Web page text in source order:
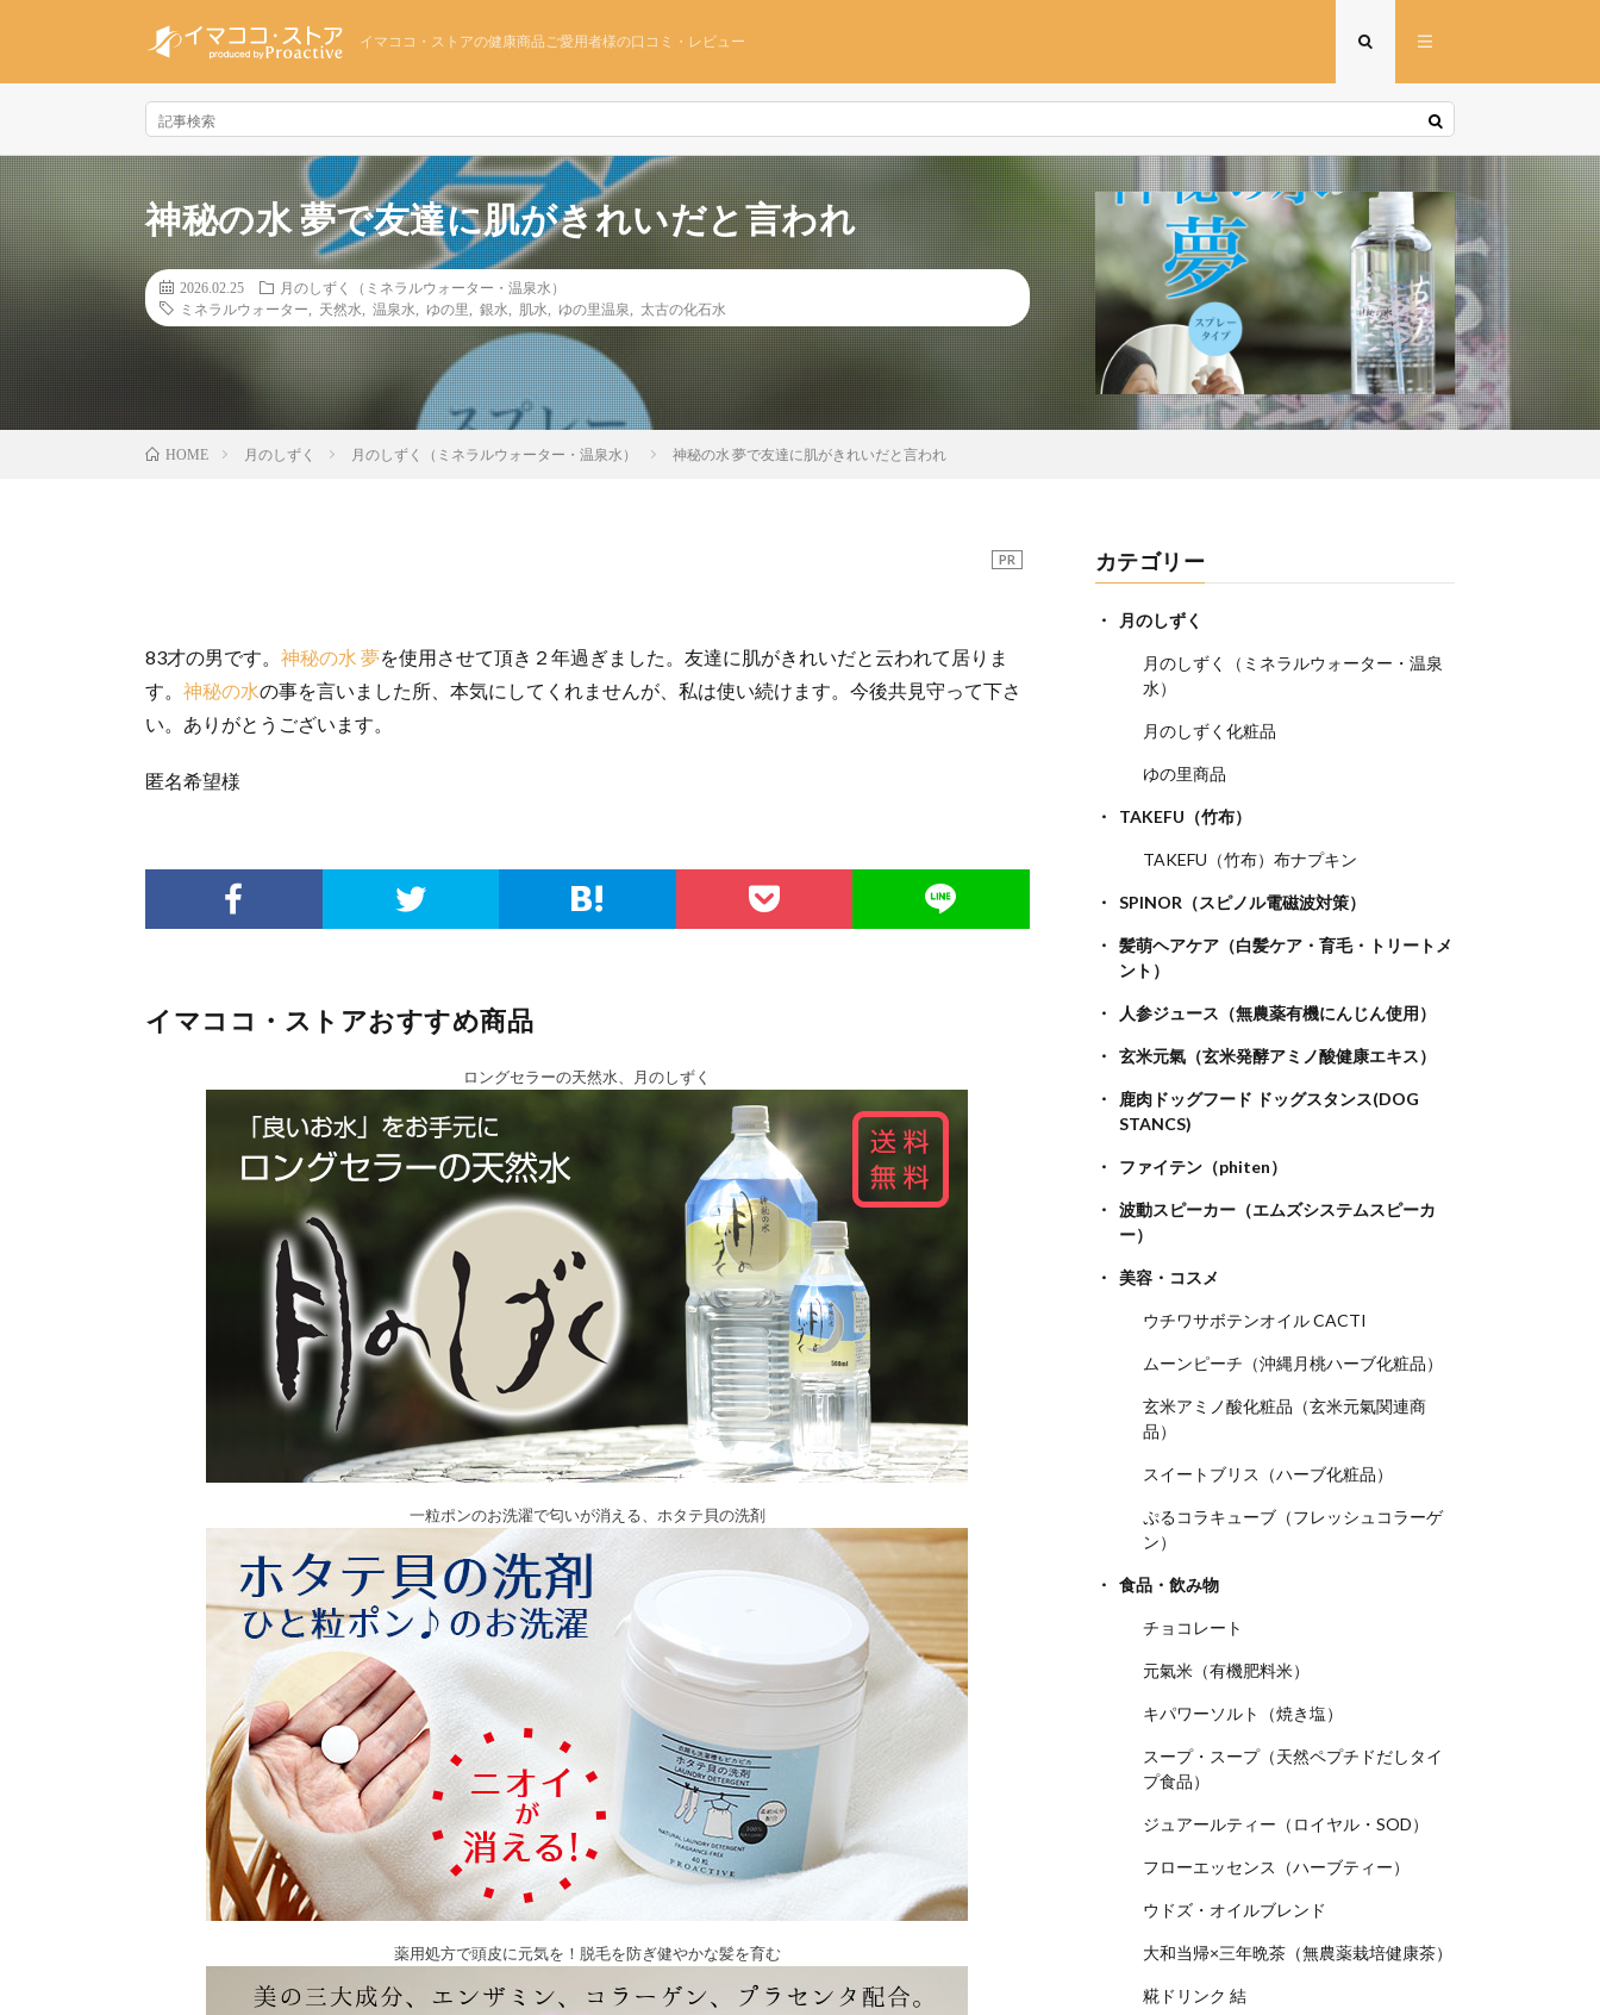
イマココ・ストアの健康商品ご愛用者様の口コミ・レビュー
神秘の水 夢で友達に肌がきれいだと言われ
2026.02.25
月のしずく（ミネラルウォーター・温泉水）
ミネラルウォーター
天然水 温泉水 ゆの里 銀水 肌水 ゆの里温泉 太古の化石水
HOME 月のしずく 月のしずく（ミネラルウォーター・温泉水） 神秘の水 夢で友達に肌がきれいだと言われ
PR
83才の男です。 神秘の水 夢を使用させて頂き２年過ぎました。友達に肌がきれいだと云われて居りま
す。 神秘の水の事を言いました所、本気にしてくれませんが、私は使い続けます。今後共見守って下さ
い。ありがとうございます。
匿名希望様
イマココ・ストアおすすめ商品
ロングセラーの天然水、月のしずく
一粒ポンのお洗濯で匂いが消える、ホタテ貝の洗剤
薬用処方で頭皮に元気を！脱毛を防ぎ健やかな髪を育む
カテゴリー
月のしずく
月のしずく（ミネラルウォーター・温泉
水）
月のしずく化粧品
ゆの里商品
TAKEFU（竹布）
TAKEFU（竹布）布ナプキン
SPINOR（スピノル電磁波対策）
髪萌ヘアケア（白髪ケア・育毛・トリートメ
ント）
人参ジュース（無農薬有機にんじん使用）
玄米元氣（玄米発酵アミノ酸健康エキス）
鹿肉ドッグフード ドッグスタンス(DOG
STANCS)
ファイテン（phiten）
波動スピーカー（エムズシステムスピーカ
ー）
美容・コスメ
ウチワサボテンオイル CACTI
ムーンピーチ（沖縄月桃ハーブ化粧品）
玄米アミノ酸化粧品（玄米元氣関連商
品）
スイートブリス（ハーブ化粧品）
ぷるコラキューブ（フレッシュコラーゲ
ン）
食品・飲み物
チョコレート
元氣米（有機肥料米）
キパワーソルト（焼き塩）
スープ・スープ（天然ペプチドだしタイ
プ食品）
ジュアールティー（ロイヤル・SOD）
フローエッセンス（ハーブティー）
ウドズ・オイルブレンド
大和当帰×三年晩茶（無農薬栽培健康茶）
糀ドリンク 結